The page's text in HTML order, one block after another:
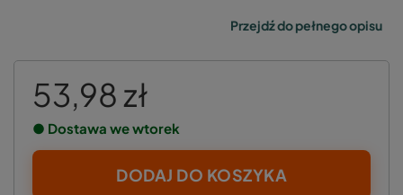
Przejdź do pełnego opisu
53,98 zł
● Dostawa we wtorek
DODAJ DO KOSZYKA